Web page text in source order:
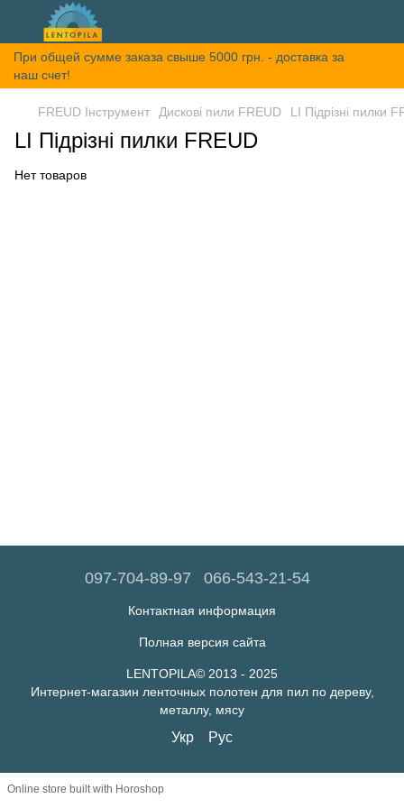
При общей сумме заказа свыше 5000 грн. - доставка за
наш счет!
FREUD Інструмент Дискові пили FREUD LI Підрізні пилки
LI Підрізні пилки FREUD
Нет товаров
097-704-89-97 066-543-21-54
Контактная информация
Полная версия сайта
LENTOPILA© 2013 - 2025
Интернет-магазин ленточных полотен для пил по дереву,
металлу, мясу
Укр Рус
Online store built with Horoshop